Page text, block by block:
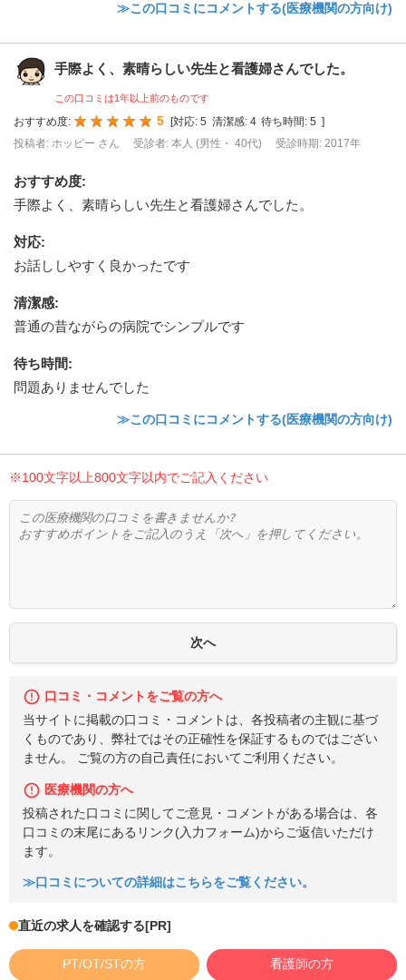
≫この口コミにコメントする(医療機関の方向け)
手際よく、素晴らしい先生と看護婦さんでした。
この口コミは1年以上前のものです
おすすめ度: 5 [対応: 5 清潔感: 4 待ち時間: 5 ]
投稿者: ホッピー さん
受診者: 本人 (男性・ 40代) 受診時期: 2017年
おすすめ度:
手際よく、素晴らしい先生と看護婦さんでした。
対応:
お話ししやすく良かったです
清潔感:
普通の昔ながらの病院でシンプルです
待ち時間:
問題ありませんでした
≫この口コミにコメントする(医療機関の方向け)
※100文字以上800文字以内でご記入ください
口コミ・コメントをご覧の方へ
当サイトに掲載の口コミ・コメントは、各投稿者の主観に基づ
くものであり、弊社ではその正確性を保証するものではござい
ません。 ご覧の方の自己責任においてご利用ください。
医療機関の方へ
投稿された口コミに関してご意見・コメントがある場合は、各
口コミの末尾にあるリンク(入力フォーム)からご返信いただけ
ます。
≫口コミについての詳細はこちらをご覧ください。
直近の求人を確認する[PR]
PT/OT/STの方 看護師の方